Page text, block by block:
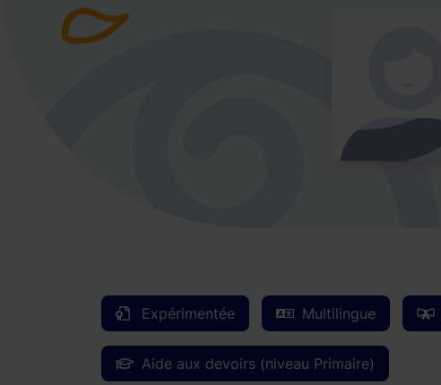
Expérimentée Multilingue
Aide aux devoirs (niveau Primaire)